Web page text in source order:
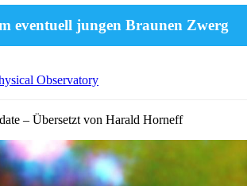
eventuell jungen Braunen Zwerg
Observatory
– Übersetzt von Harald Horneff